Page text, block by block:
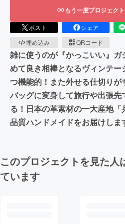
もう一度プロジェク
ポスト シェア
埋め込み
QRコード
雑に使うのが『かっこいい』
めて良き相棒となるヴィンテ
つ機能的！また外せる仕切り
バッグに変身して旅行や出張先
る！日本の革素材の一大産地
品質ハンドメイドをお届けしま
このプロジェクトを見た人
ています